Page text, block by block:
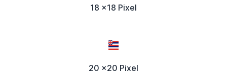
18 x18 Pixel
20 x20 Pixel